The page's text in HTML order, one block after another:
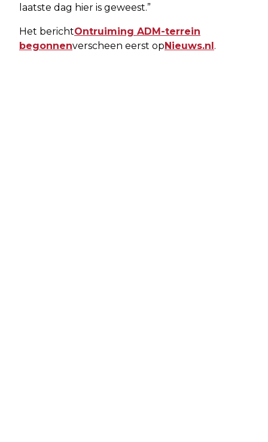
laatste dag hier is geweest.”
Het berichtOntruiming ADM-terrein
begonnenverscheen eerst op Nieuws.nl .